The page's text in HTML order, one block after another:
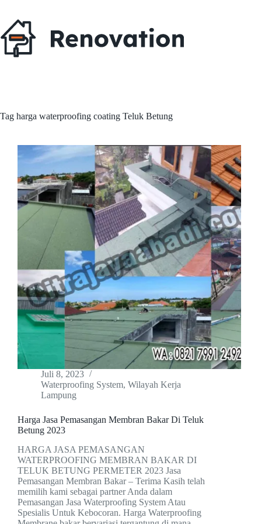
content
Tag harga waterproofing coating Teluk Betung
Juli 8, 2023
Waterproofing System, Wilayah Kerja
Lampung
Harga Jasa Pemasangan Membran Bakar Di Teluk
Betung 2023
HARGA JASA PEMASANGAN
WATERPROOFING MEMBRAN BAKAR DI
TELUK BETUNG PERMETER 2023 Jasa
Pemasangan Membran Bakar – Terima Kasih telah
memilih kami sebagai partner Anda dalam
Pemasangan Jasa Waterproofing System Atau
Spesialis Untuk Kebocoran. Harga Waterproofing